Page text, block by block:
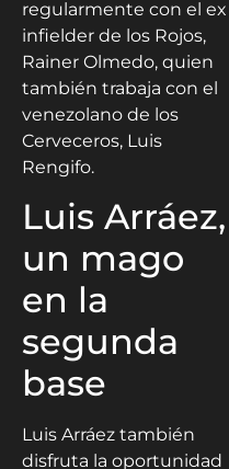
regularmente con el ex
infielder de los Rojos,
Rainer Olmedo, quien
también trabaja con el
venezolano de los
Cerveceros, Luis
Rengifo.
Luis Arráez,
un mago
en la
segunda
base
Luis Arráez también
disfruta la oportunidad